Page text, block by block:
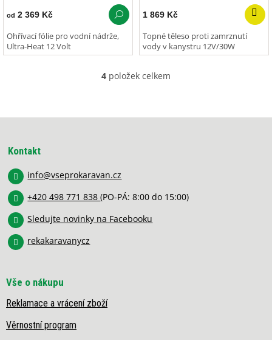
od 2 369 Kč
Ohřívací fólie pro vodní nádrže,
Ultra-Heat 12 Volt
1 869 Kč
Topné těleso proti zamrznutí
vody v kanystru 12V/30W
O
á
v
y
4 položek celkem
Kontakt
info@vseprokaravan.cz
+420 498 771 838(PO-PÁ: 8:00 do 15:00)
Sledujte novinky na Facebooku
rekakaravanycz
Vše o nákupu
Reklamace a vrácení zboží
Věrnostní program